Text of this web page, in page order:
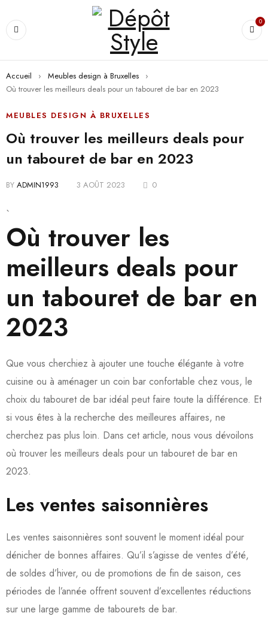
0
Accueil › Meubles design à Bruxelles
›
Où trouver les meilleurs deals pour un tabouret de bar en 2023
MEUBLES DESIGN À BRUXELLES
Où trouver les meilleurs deals pour
un tabouret de bar en 2023
BY ADMIN1993 3 AOÛT 2023 0
`
Où trouver les
meilleurs deals pour
un tabouret de bar en
2023
Que vous cherchiez à ajouter une touche élégante à votre
cuisine ou à aménager un coin bar confortable chez vous, le
choix du tabouret de bar idéal peut faire toute la différence. Et
si vous êtes à la recherche des meilleures affaires, ne
cherchez pas plus loin. Dans cet article, nous vous dévoilons
où trouver les meilleurs deals pour un tabouret de bar en
2023.
Les ventes saisonnières
Les ventes saisonnières sont souvent le moment idéal pour
dénicher de bonnes affaires. Qu’il s’agisse de ventes d’été,
de soldes d’hiver, ou de promotions de fin de saison, ces
périodes de l’année offrent souvent d’excellentes réductions
sur une large gamme de tabourets de bar.